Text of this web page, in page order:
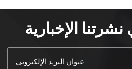
الإخبارية